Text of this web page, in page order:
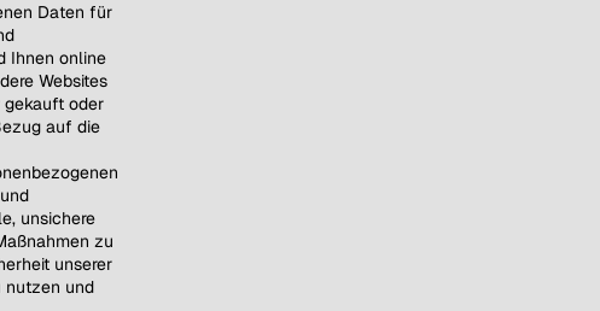
Daten für
Ihnen online
Websites
oder
auf die
unsichere
zu
unserer
nutzen und